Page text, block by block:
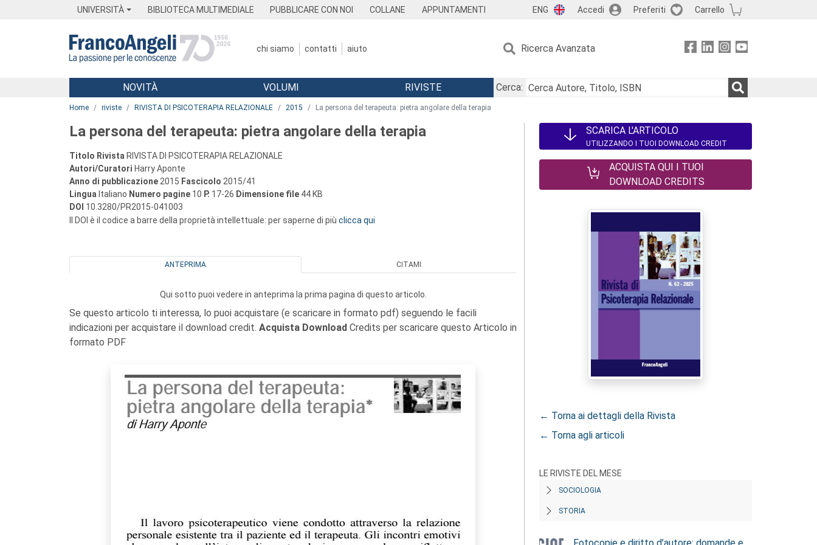
UNIVERSITÀ BIBLIOTECA MULTIMEDIALE PUBBLICARE CON NOI COLLANE APPUNTAMENTI ENG Accedi Preferiti Carrello
chi siamo contatti aiuto Ricerca Avanzata
Menu
NOVITÀ VOLUMI RIVISTE
Cerca:
Home riviste RIVISTA DI PSICOTERAPIA RELAZIONALE 2015 La persona del terapeuta: pietra angolare della terapia
La persona del terapeuta: pietra angolare della terapia
Titolo Rivista RIVISTA DI PSICOTERAPIA RELAZIONALE
Autori/Curatori Harry Aponte
Anno di pubblicazione 2015 Fascicolo 2015/41
Lingua Italiano Numero pagine 10 P. 17-26 Dimensione file 44 KB
DOI 10.3280/PR2015-041003
Il DOI è il codice a barre della proprietà intellettuale: per saperne di più clicca qui
ANTEPRIMA CITAMI
Qui sotto puoi vedere in anteprima la prima pagina di questo articolo.
Se questo articolo ti interessa, lo puoi acquistare (e scaricare in formato pdf) seguendo le facili
indicazioni per acquistare il download credit. Acquista Download Credits per scaricare questo Articolo in
formato PDF
SCARICA L'ARTICOLO
UTILIZZANDO I TUOI DOWNLOAD CREDIT
ACQUISTA QUI I TUOI
DOWNLOAD CREDITS
← Torna ai dettagli della Rivista
← Torna agli articoli
LE RIVISTE DEL MESE
SOCIOLOGIA
STORIA